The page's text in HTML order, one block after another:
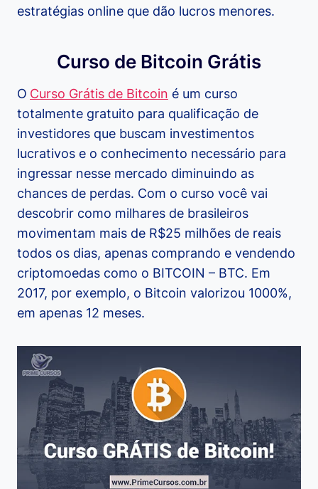
estratégias online que dão lucros menores.
Curso de Bitcoin Grátis
O Curso Grátis de Bitcoin é um curso
totalmente gratuito para qualificação de
investidores que buscam investimentos
lucrativos e o conhecimento necessário para
ingressar nesse mercado diminuindo as
chances de perdas. Com o curso você vai
descobrir como milhares de brasileiros
movimentam mais de R$25 milhões de reais
todos os dias, apenas comprando e vendendo
criptomoedas como o BITCOIN – BTC. Em
2017, por exemplo, o Bitcoin valorizou 1000%,
em apenas 12 meses.